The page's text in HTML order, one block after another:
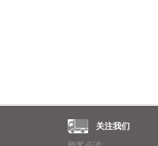
关注我们